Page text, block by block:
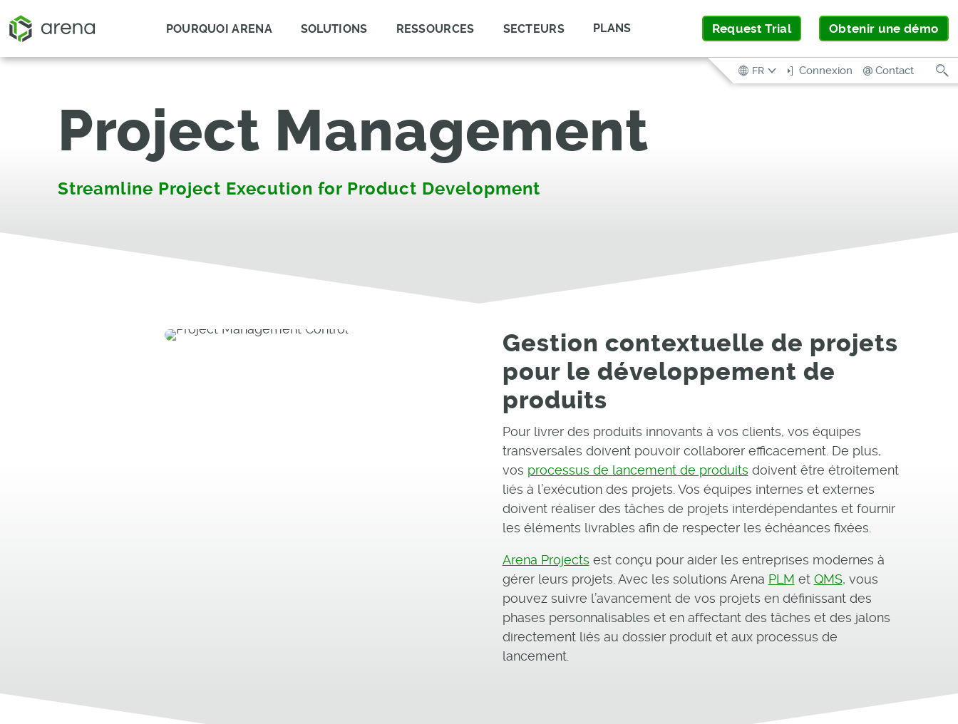
POURQUOI ARENA SOLUTIONS RESSOURCES SECTEURS PLANS Request Trial Obtenir une démo
FR Connexion Contact
Project Management
Streamline Project Execution for Product Development
Gestion contextuelle de projets
pour le développement de
produits
Pour livrer des produits innovants à vos clients, vos équipes
transversales doivent pouvoir collaborer efficacement. De plus,
vos processus de lancement de produits doivent être étroitement
liés à l’exécution des projets. Vos équipes internes et externes
doivent réaliser des tâches de projets interdépendantes et fournir
les éléments livrables afin de respecter les échéances fixées.
Arena Projects est conçu pour aider les entreprises modernes à
gérer leurs projets. Avec les solutions Arena PLM et QMS, vous
pouvez suivre l’avancement de vos projets en définissant des
phases personnalisables et en affectant des tâches et des jalons
directement liés au dossier produit et aux processus de
lancement.